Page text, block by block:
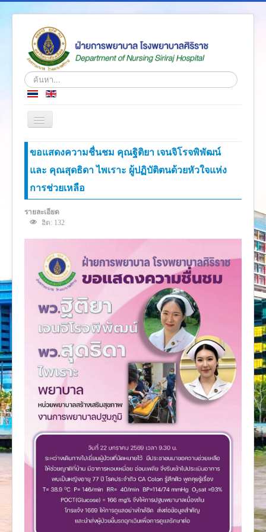
ค้นหา...
สลับ
เก
หน้าแรก
ข่าว
เกี่ยวกับเรา
โครงสร้างองค์กร
ตำราวิชาการ
งานวิจัย
คู่มือการพยาบาล
งานวิเคราะห์/สังเคราะห์
เอกสารประกอบการสอน
นวัตกรรม
Download
Link Intranet
ขอแสดงความชื่นชม คุณฐิติยา เจนจิโรจพิพัฒน์
และ คุณสุดธิดา ไพเราะ ผู้ปฏิบัติตนด้วยหัวใจแห่ง
การช่วยเหลือ
รายละเอียด
ฮิต: 132